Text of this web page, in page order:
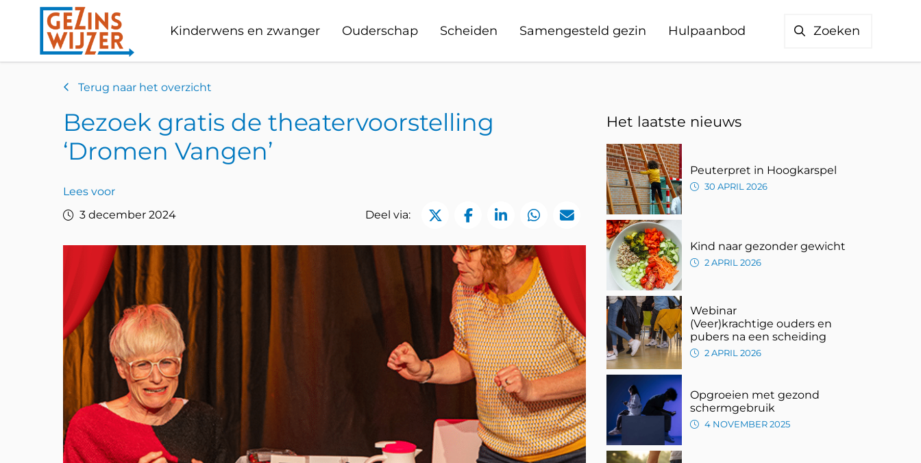
Kinderwens en zwanger Ouderschap Scheiden Samengesteld gezin Hulpaanbod Zoeken
Terug naar het overzicht
Bezoek gratis de theatervoorstelling
‘Dromen Vangen’
Lees voor
3 december 2024
Deel via: Deel via Twitter
Deel via Facebook
Deel via LinkedIn
Deel via WhatsApp
Deel via Mail
Het laatste nieuws
Peuterpret in Hoogkarspel
30 APRIL 2026
Kind naar gezonder gewicht
2 APRIL 2026
Webinar
(Veer)krachtige ouders en
pubers na een scheiding
2 APRIL 2026
Opgroeien met gezond
schermgebruik
4 NOVEMBER 2025